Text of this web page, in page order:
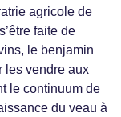
agricole de
faite de
le benjamin
les vendre aux
le continuum de
du veau à